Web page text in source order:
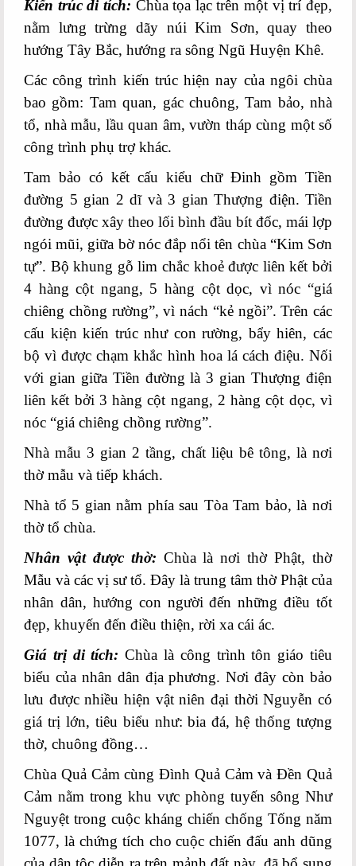
Kiến trúc di tích: Chùa tọa lạc trên một vị trí đẹp,
nằm lưng trừng dãy núi Kim Sơn, quay theo
hướng Tây Bắc, hướng ra sông Ngũ Huyện Khê.
Các công trình kiến trúc hiện nay của ngôi chùa
bao gồm: Tam quan, gác chuông, Tam bảo, nhà
tổ, nhà mẫu, lầu quan âm, vườn tháp cùng một số
công trình phụ trợ khác.
Tam bảo có kết cấu kiểu chữ Đinh gồm Tiền
đường 5 gian 2 dĩ và 3 gian Thượng điện. Tiền
đường được xây theo lối bình đầu bít đốc, mái lợp
ngói mũi, giữa bờ nóc đắp nổi tên chùa “Kim Sơn
tự”. Bộ khung gỗ lim chắc khoẻ được liên kết bởi
4 hàng cột ngang, 5 hàng cột dọc, vì nóc “giá
chiêng chồng rường”, vì nách “kẻ ngồi”. Trên các
cấu kiện kiến trúc như con rường, bẩy hiên, các
bộ vì được chạm khắc hình hoa lá cách điệu. Nối
với gian giữa Tiền đường là 3 gian Thượng điện
liên kết bởi 3 hàng cột ngang, 2 hàng cột dọc, vì
nóc “giá chiêng chồng rường”.
Nhà mẫu 3 gian 2 tầng, chất liệu bê tông, là nơi
thờ mẫu và tiếp khách.
Nhà tổ 5 gian nằm phía sau Tòa Tam bảo, là nơi
thờ tổ chùa.
Nhân vật được thờ: Chùa là nơi thờ Phật, thờ
Mẫu và các vị sư tổ. Đây là trung tâm thờ Phật của
nhân dân, hướng con người đến những điều tốt
đẹp, khuyến đến điều thiện, rời xa cái ác.
Giá trị di tích:Chùa là công trình tôn giáo tiêu
biểu của nhân dân địa phương. Nơi đây còn bảo
lưu được nhiều hiện vật niên đại thời Nguyễn có
giá trị lớn, tiêu biểu như: bia đá, hệ thống tượng
thờ, chuông đồng…
Chùa Quả Cảm cùng Đình Quả Cảm và Đền Quả
Cảm nằm trong khu vực phòng tuyến sông Như
Nguyệt trong cuộc kháng chiến chống Tống năm
1077, là chứng tích cho cuộc chiến đấu anh dũng